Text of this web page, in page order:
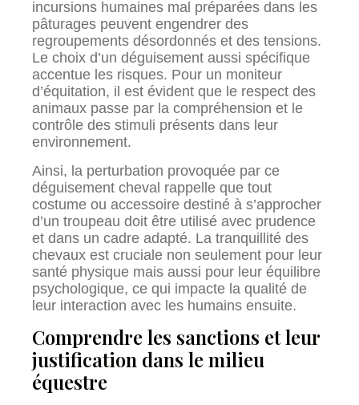
incursions humaines mal préparées dans les
pâturages peuvent engendrer des
regroupements désordonnés et des tensions.
Le choix d’un déguisement aussi spécifique
accentue les risques. Pour un moniteur
d’équitation, il est évident que le respect des
animaux passe par la compréhension et le
contrôle des stimuli présents dans leur
environnement.
Ainsi, la perturbation provoquée par ce
déguisement cheval rappelle que tout
costume ou accessoire destiné à s’approcher
d’un troupeau doit être utilisé avec prudence
et dans un cadre adapté. La tranquillité des
chevaux est cruciale non seulement pour leur
santé physique mais aussi pour leur équilibre
psychologique, ce qui impacte la qualité de
leur interaction avec les humains ensuite.
Comprendre les sanctions et leur
justification dans le milieu
équestre